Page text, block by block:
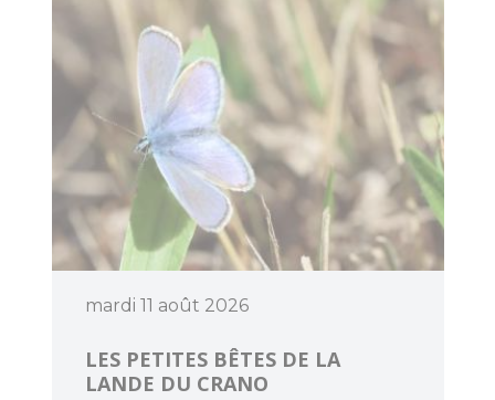
mardi 11 août 2026
LES PETITES BÊTES DE LA
LANDE DU CRANO